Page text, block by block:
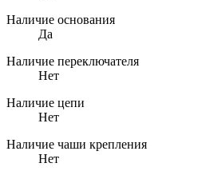
Наличие основания
Да
Наличие переключателя
Нет
Наличие цепи
Нет
Наличие чаши крепления
Нет